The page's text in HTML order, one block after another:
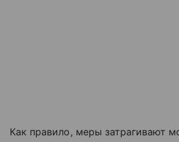
Как правило, меры затрагивают